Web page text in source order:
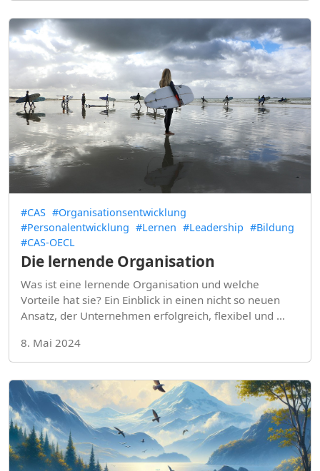
#CAS #Organisationsentwicklung
#Personalentwicklung #Lernen #Leadership #Bildung
#CAS-OECL
Die lernende Organisation
Was ist eine lernende Organisation und welche
Vorteile hat sie? Ein Einblick in einen nicht so neuen
Ansatz, der Unternehmen erfolgreich, flexibel und …
8. Mai 2024